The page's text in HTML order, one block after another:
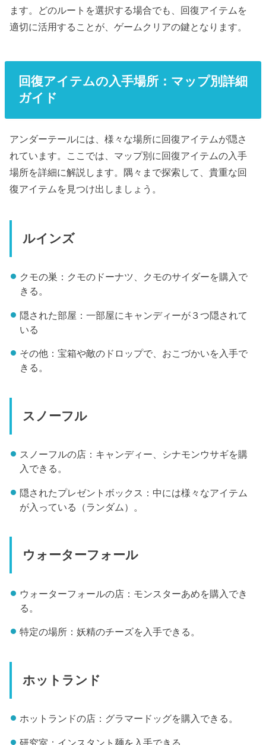
ます。どのルートを選択する場合でも、回復アイテムを
適切に活用することが、ゲームクリアの鍵となります。
回復アイテムの入手場所：マップ別詳細
ガイド
アンダーテールには、様々な場所に回復アイテムが隠さ
れています。ここでは、マップ別に回復アイテムの入手
場所を詳細に解説します。隅々まで探索して、貴重な回
復アイテムを見つけ出しましょう。
ルインズ
クモの巣：クモのドーナツ、クモのサイダーを購入で
きる。
隠された部屋：一部屋にキャンディーが３つ隠されて
いる
その他：宝箱や敵のドロップで、おこづかいを入手で
きる。
スノーフル
スノーフルの店：キャンディー、シナモンウサギを購
入できる。
隠されたプレゼントボックス：中には様々なアイテム
が入っている（ランダム）。
ウォーターフォール
ウォーターフォールの店：モンスターあめを購入でき
る。
特定の場所：妖精のチーズを入手できる。
ホットランド
ホットランドの店：グラマードッグを購入できる。
研究室：インスタント麺を入手できる。